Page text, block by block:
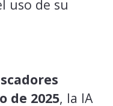
uso de su
de 2025, la IA